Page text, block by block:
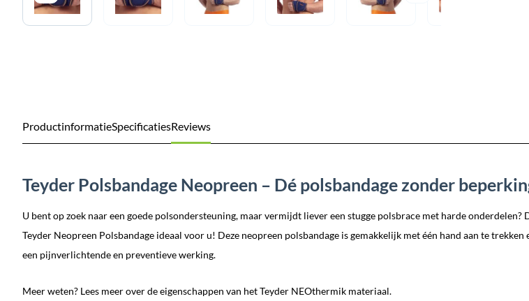
ProductinformatieSpecificatiesReviews
Teyder Polsbandage Neopreen – Dé polsbandage zonder
U bent op zoek naar een goede polsondersteuning, maar vermijdt liever een stugge polsbrace met harde onderdelen?
Teyder Neopreen Polsbandage ideaal voor u! Deze neopreen polsbandage is gemakkelijk met één hand aan te trekken
een pijnverlichtende en preventieve werking.
Meer weten? Lees meer over de eigenschappen van het Teyder NEOthermik materiaal.